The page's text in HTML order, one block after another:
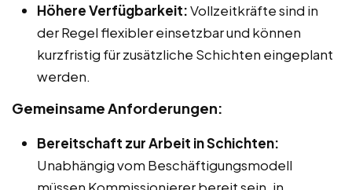
Höhere Verfügbarkeit:Vollzeitkräfte sind in
der Regel flexibler einsetzbar und können
kurzfristig für zusätzliche Schichten eingeplant
werden.
Gemeinsame Anforderungen:
Bereitschaft zur Arbeit in Schichten:
Unabhängig vom Beschäftigungsmodell